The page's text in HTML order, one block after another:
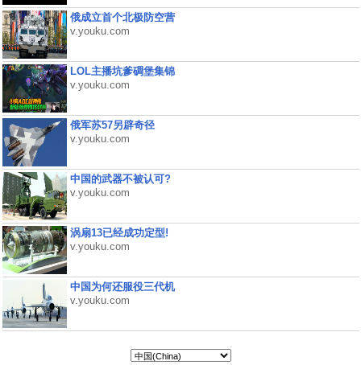
俄成立首个北极防空营
v.youku.com
LOL主播坑爹碉堡集锦
v.youku.com
俄军苏57另辟奇径
v.youku.com
中国的武器不被认可?
v.youku.com
涡扇13已经成功定型!
v.youku.com
中国为何还服役三代机
v.youku.com